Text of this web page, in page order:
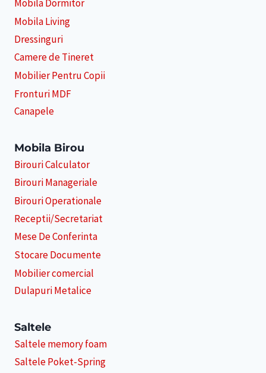
Mobila Dormitor
Mobila Living
Dressinguri
Camere de Tineret
Mobilier Pentru Copii
Fronturi MDF
Canapele
Mobila Birou
Birouri Calculator
Birouri Manageriale
Birouri Operationale
Receptii/Secretariat
Mese De Conferinta
Stocare Documente
Mobilier comercial
Dulapuri Metalice
Saltele
Saltele memory foam
Saltele Poket-Spring